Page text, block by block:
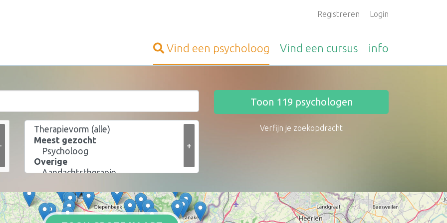
Registreren Login
Vind een psycholoog Vind een cursus info
+
Toon 119 psychologen
Verfijn je zoekopdracht